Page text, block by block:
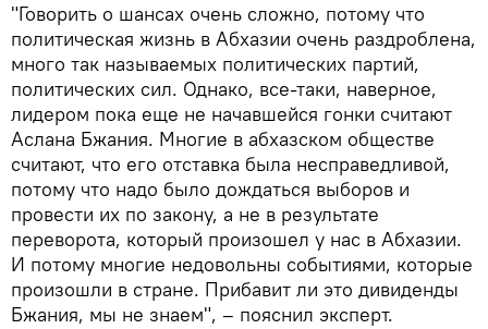
"Говорить о шансах очень сложно, потому что
политическая жизнь в Абхазии очень раздроблена,
много так называемых политических партий,
политических сил. Однако, все-таки, наверное,
лидером пока еще не начавшейся гонки считают
Аслана Бжания. Многие в абхазском обществе
считают, что его отставка была несправедливой,
потому что надо было дождаться выборов и
провести их по закону, а не в результате
переворота, который произошел у нас в Абхазии.
И потому многие недовольны событиями, которые
произошли в стране. Прибавит ли это дивиденды
Бжания, мы не знаем", – пояснил эксперт.